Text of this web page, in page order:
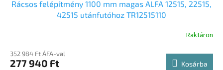
Rácsos felépítmény 1100 mm magas ALFA 12515, 22515,
42515 utánfutóhoz TR12515110
Raktáron
352 984 Ft ÁFA-val
277 940 Ft Kosárba